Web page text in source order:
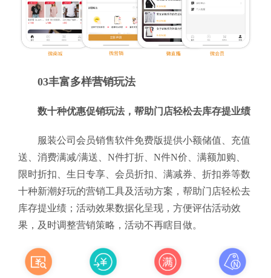
03丰富多样营销玩法
数十种优惠促销玩法，帮助门店轻松去库存提业绩
服装公司会员销售软件免费版提供小额储值、充值
送、消费满减/满送、N件打折、N件N价、满额加购、
限时折扣、生日专享、会员折扣、满减券、折扣券等数
十种新潮好玩的营销工具及活动方案，帮助门店轻松去
库存提业绩；活动效果数据化呈现，方便评估活动效
果，及时调整营销策略，活动不再瞎目做。